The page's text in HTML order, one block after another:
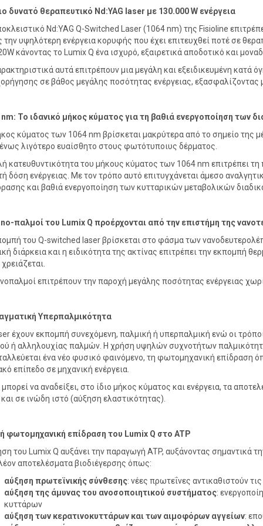
δυνατό θεραπευτικό Nd:YAG laser με 130.000Wενέργεια
Nd:YAG Q-Switched Laser (1064 nm) της Fisioline
υψηλότερη ενέργεια κορυφής που έχει επιτευχθεί ποτέ σε
κάνοντας το Lumix Q ένα ισχυρό, εξαιρετικά αποδοτικό και
αυτά επιτρέπουν μια μεγάλη και εξειδικευμένη
σε βάθος μεγάλης ποσότητας ενέργειας, εξασφαλίζοντας
Το ιδανικό μήκος κύματος για τη βαθιά ενεργοποίηση των
κύματος των 1064 nm βρίσκεται μακρύτερα από το σημείο της
λιγότερο ευαίσθητο στους φωτότυποιυς δέρματος.
κατευθυντικότητα του μήκους κύματος των 1064 nm επιτρέπει
δόση ενέργειας. Με τον τρόπο αυτό επιτυγχάνεται άμεσο
και βαθιά ενεργοποίηση των κυτταρικών μεταβολικών
-παλμοί του Lumix Q προέρχονται από την επιστήμη της
του Q-switched laser βρίσκεται στο φάσμα των
διάρκεια και η ειδικότητα της ακτίνας επιτρέπει την εκπομπή
επιτρέπουν την παροχή μεγάλης ποσότητας ενέργειας
Υπερπαλμικότητα
έχουν εκπομπή συνεχόμενη, παλμική ή υπερπαλμική ενώ οι
ή αλληλουχίας παλμών. Η χρήση υψηλών συχνοτήτων
ένα νέο φυσικό φαινόμενο, τη φωτομηχανική επίδραση
επίπεδο σε μηχανική ενέργεια.
να αναδείξει, στο ίδιο μήκος κύματος και ενέργεια, τα
σε ινώδη ιστό (αύξηση ελαστικότητας).
φωτομηχανική επίδραση του Lumix Q στο ATP
του Lumix Q αυξάνει την παραγωγή ATP, αυξάνοντας σημαντικά
αποτελέσματα βιοδιέγερσης όπως:
αύξηση πρωτεϊνικής σύνθεσης: νέες πρωτεΐνες αντικαθιστούν
αύξηση της άμυνας του ανοσοποιητικού συστήματος:
κυττάρων
αύξηση των κερατινοκυττάρων και των αιμοφόρων αγγείων: